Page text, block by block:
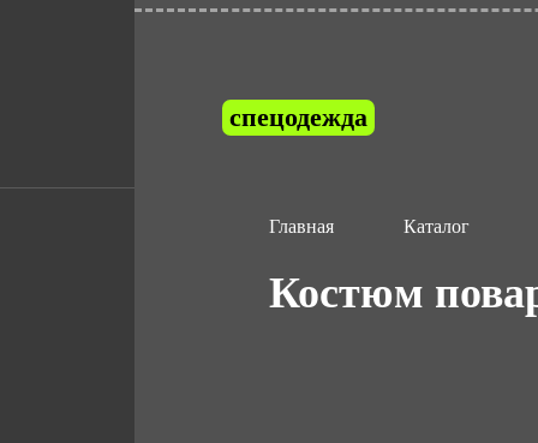
спецодежда
Главная Каталог
Костюм